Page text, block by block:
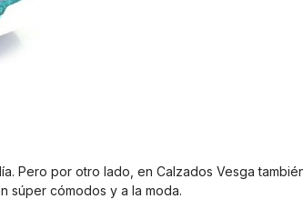
Pero por otro lado, en Calzados Vesga
súper cómodos y a la moda.